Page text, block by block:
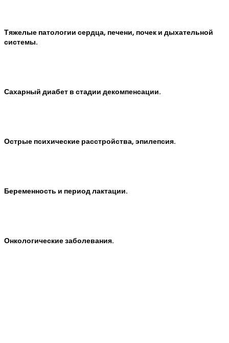
Тяжелые патологии сердца, печени, почек и дыхательной
системы.
Сахарный диабет в стадии декомпенсации.
Острые психические расстройства, эпилепсия.
Беременность и период лактации.
Онкологические заболевания.